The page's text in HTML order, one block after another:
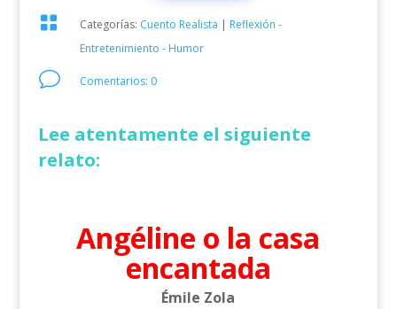
 Categorías: Cuento Realista | Reflexión -
Entretenimiento - Humor
v Comentarios: 0
Lee atentamente el siguiente
relato:
Angéline o la casa
encantada
Émile Zola